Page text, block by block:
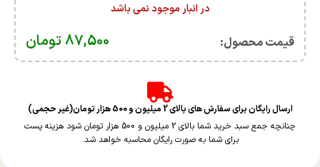
در انبار موجود نمی باشد
قیمت محصول:​ 87,500تومان
ارسال رایگان برای سفارش های بالای 2 میلیون و 500 هزار تومان(غیر حجمی)
چنانچه جمع سبد خرید شما بالای 2 میلیون و 500 هزار تومان شود هزینه پست
برای شما به صورت رایگان محاسبه خواهد شد.